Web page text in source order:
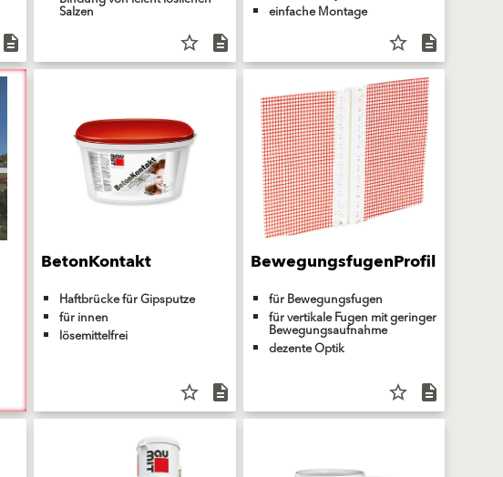
description
Salzen
star_border description
einfache Montage
star_border description
BetonKontakt
Haftbrücke für Gipsputze
für innen
lösemittelfrei
star_border description
BewegungsfugenProfil
für Bewegungsfugen
für vertikale Fugen mit geringer
Bewegungsaufnahme
dezente Optik
star_border description